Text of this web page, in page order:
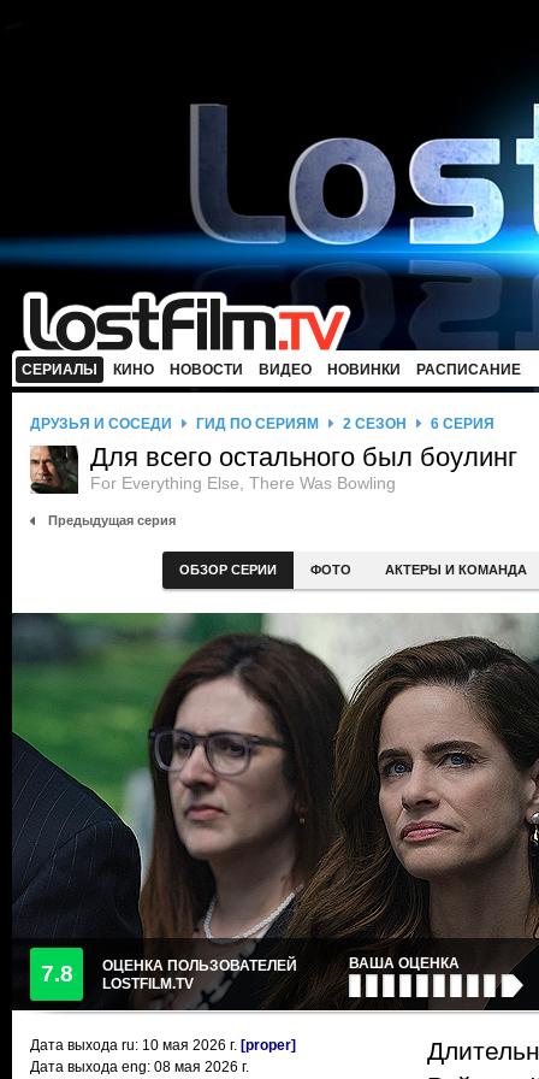
СЕРИАЛЫ КИНО НОВОСТИ ВИДЕО НОВИНКИ РАСПИСАНИЕ
ДРУЗЬЯ И СОСЕДИ ГИД ПО СЕРИЯМ 2 СЕЗОН 6 СЕРИЯ
Для всего остального был боулинг
For Everything Else, There Was Bowling
Предыдущая серия
ОБЗОР СЕРИИ ФОТО АКТЕРЫ И КОМАНДА
7.8
ОЦЕНКА ПОЛЬЗОВАТЕЛЕЙ
LOSTFILM.TV
ВАША ОЦЕНКА
Дата выхода ru: 10 мая 2026 г. [proper]
Дата выхода eng: 08 мая 2026 г.